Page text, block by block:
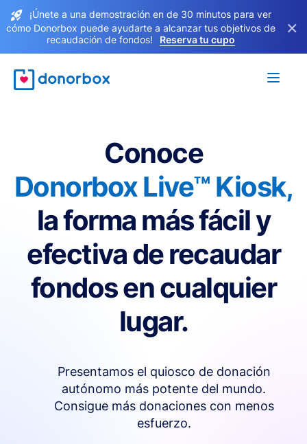
¡Únete a una demostración en de 30 minutos para ver
cómo Donorbox puede ayudarte a alcanzar tus objetivos de
recaudación de fondos!
Reserva tu cupo
×
Conoce
Donorbox Live™ Kiosk,
la forma más fácil y
efectiva de recaudar
fondos en cualquier
lugar.
Presentamos el quiosco de donación
autónomo más potente del mundo.
Consigue más donaciones con menos
esfuerzo.